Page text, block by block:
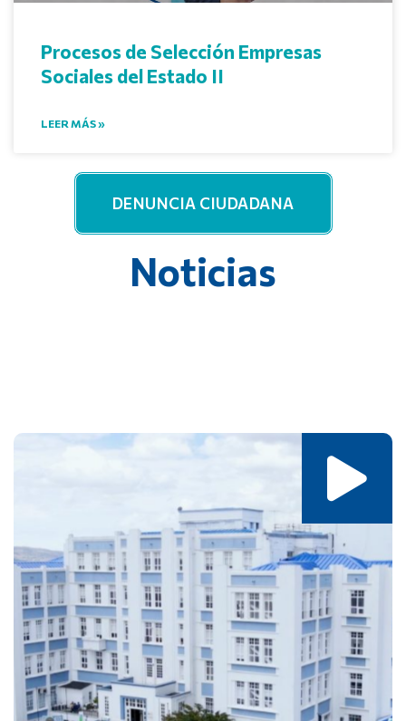
Procesos de Selección Empresas
Sociales del Estado II
LEER MÁS »
DENUNCIA CIUDADANA
Noticias